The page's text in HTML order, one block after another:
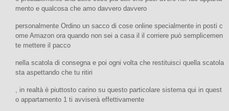
mento e qualcosa che amo davvero davvero
personalmente Ordino un sacco di cose online specialmente in posti c
ome Amazon ora quando non sei a casa il il corriere può semplicemen
te mettere il pacco
nella scatola di consegna e poi ogni volta che restituisci quella scatola
sta aspettando che tu ritiri
, in realtà è piuttosto carino su questo particolare sistema qui in quest
o appartamento 1 ti avviserà effettivamente